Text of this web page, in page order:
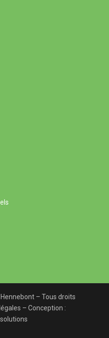
– Tous droits
– Conception :